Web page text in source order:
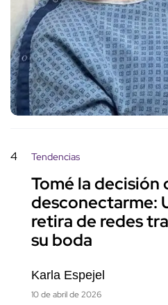
4 Tendencias
Tomé la decisión
desconectarme:
retira de redes
su boda
Karla Espejel
10 de abril de 2026